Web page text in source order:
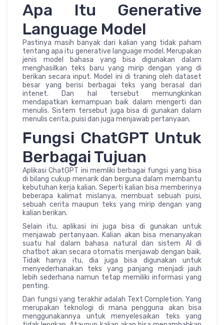
Apa Itu Generative
Language Model
Pastinya masih banyak dari kalian yang tidak paham
tentang apa itu generative language model. Merupakan
jenis model bahasa yang bisa digunakan dalam
menghasilkan teks baru yang mirip dengan yang di
berikan secara input. Model ini di traning oleh dataset
besar yang berisi berbagai teks yang berasal dari
intenet. Dan hal tersebut memungkinkan
mendapatkan kemampuan baik dalam mengerti dan
menulis. Sistem tersebut juga bisa di gunakan dalam
menulis cerita, puisi dan juga menjawab pertanyaan.
Fungsi ChatGPT Untuk
Berbagai Tujuan
Aplikasi ChatGPT ini memliki berbagai fungsi yang bisa
di bilang cukup menarik dan berguna dalam membantu
kebutuhan kerja kalian. Seperti kalian bisa memberinya
beberapa kalimat mislanya, membuat sebuah puisi,
sebuah cerita maupun teks yang mirip dengan yang
kalian berikan.
Selain itu, aplikasi ini juga bisa di gunakan untuk
menjawab pertanyaan. Kalian akan bisa menanyakan
suatu hal dalam bahasa natural dan sistem AI di
chatbot akan secara otomatis menjawab dengan baik.
Tidak hanya itu, dia juga bisa digunakan untuk
menyederhanakan teks yang panjang menjadi jauh
lebih sederhana namun tetap memiliki informasi yang
penting.
Dan fungsi yang terakhir adalah Text Completion. Yang
merupakan teknologi di mana pengguna akan bisa
menggunakannya untuk menyelesaikan teks yang